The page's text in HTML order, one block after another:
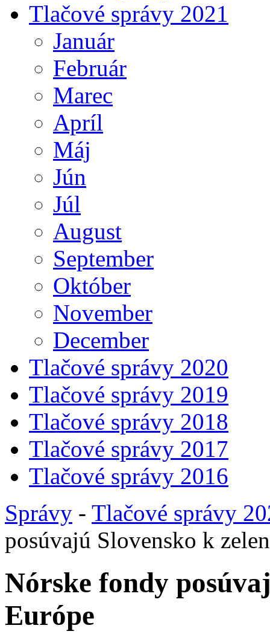
Tlačové správy 2021
Január
Február
Marec
Apríl
Máj
Jún
Júl
August
September
Október
November
December
Tlačové správy 2020
Tlačové správy 2019
Tlačové správy 2018
Tlačové správy 2017
Tlačové správy 2016
Správy - Tlačové správy
posúvajú Slovensko k
Nórske fondy
Európe